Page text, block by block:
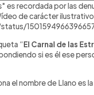
es recordada por las
de carácter ilustrativo
“El Carnal de las
si es él ese
el nombre de Llano es